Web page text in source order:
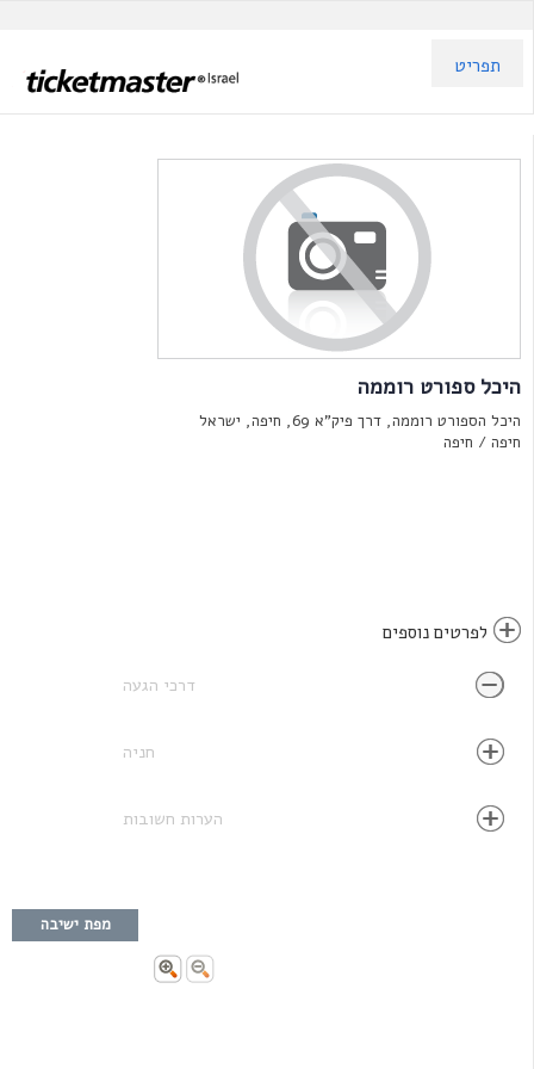
תפריט
היכל ספורט רוממה
היכל הספורט רוממה, דרך פיק"א 69, חיפה, ישראל
חיפה / חיפה
לפרטים נוספים
דרכי הגעה
חניה
הערות חשובות
מפת ישיבה